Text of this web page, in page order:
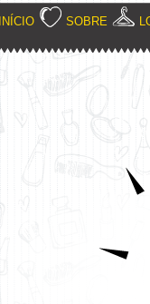
INÍCIO SOBRE